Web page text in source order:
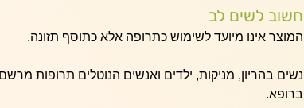
חשוב לשים לב
המוצר אינו מיועד לשימוש כתרופה אלא כתוסף תזונה.
נשים בהריון, מניקות, ילדים ואנשים הנוטלים תרופות
ברופא.